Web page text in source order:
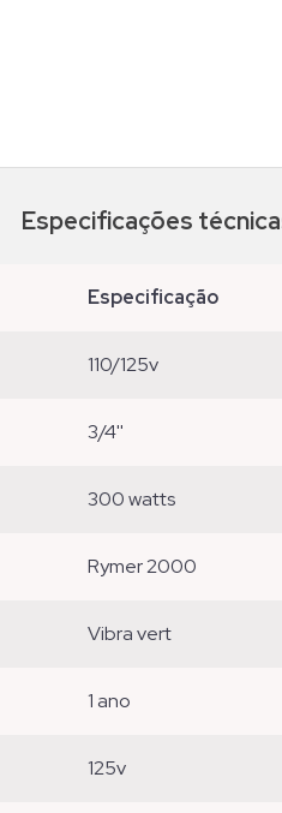
Especificações
especificação
110/125v
3/4''
300 watts
rymer 2000
vibra vert
1 ano
125v